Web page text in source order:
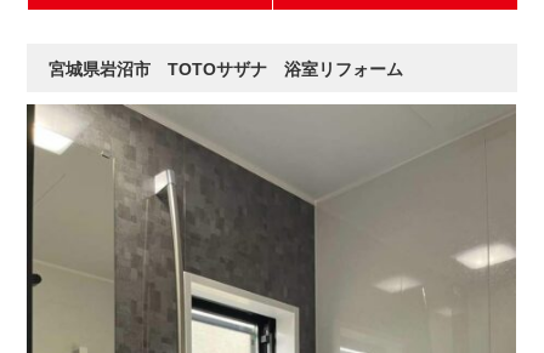
宮城県岩沼市 TOTOサザナ 浴室リフォーム